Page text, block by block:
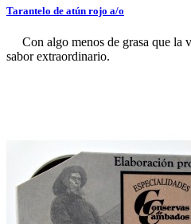
Tarantelo de atún rojo a/o
Con algo menos de grasa que la
sabor extraordinario.